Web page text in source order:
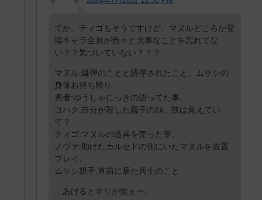
てか、ティゴもそうですけど、マヌルどころか登
場キャラ全員が色々と大事なことを忘れてな
い？？気づいていない？？？
マヌル:爆弾のことと誘導されたこと、ムサシの
身体お持ち帰り
勇者:ゆうしゃにっきの語ってた事。
コハク:自分が殺した親子の顔。技は覚えてい
て？
ティゴ:マヌルの道具を売った事。
ノヴァ:助けたカルセドの側にいたマヌルを放置
プレイ。
ムサシ親子:直前に居た兵士のこと
…あげるとキリが無ぇー。